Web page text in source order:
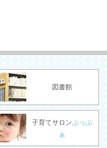
図書館
子育てサロンぷっぷ
ぁ